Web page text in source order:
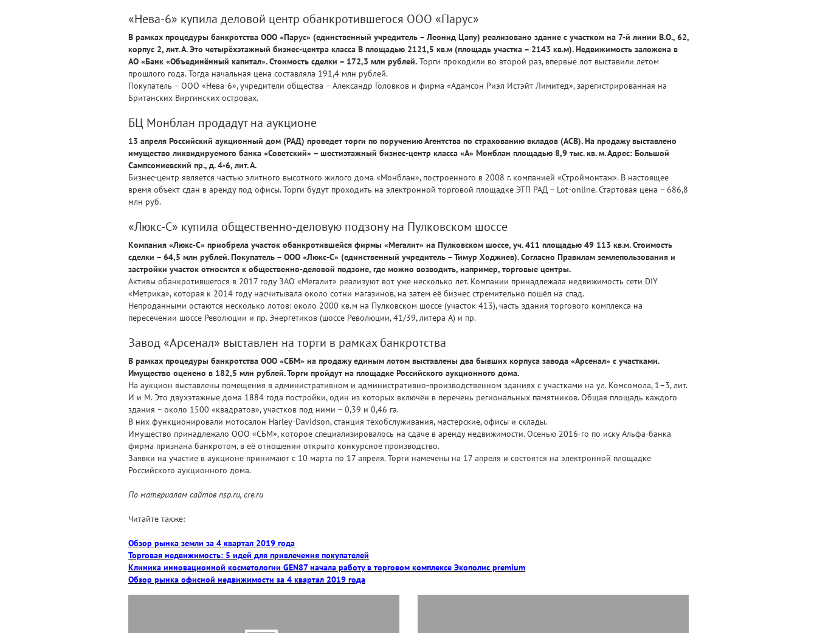
«Нева-6» купила деловой центр обанкротившегося ООО «Парус»
В рамках процедуры банкротства ООО «Парус» (единственный учредитель – Леонид Цапу) реализовано здание с участком на 7-й линии В.О., 62,
корпус 2, лит. А. Это четырёхэтажный бизнес-центра класса В площадью 2121,5 кв.м (площадь участка – 2143 кв.м). Недвижимость заложена в
АО «Банк «Объединённый капитал». Стоимость сделки – 172,3 млн рублей. Торги проходили во второй раз, впервые лот выставили летом
прошлого года. Тогда начальная цена составляла 191,4 млн рублей.
Покупатель – ООО «Нева-6», учредители общества – Александр Головков и фирма «Адамсон Риэл Истэйт Лимитед», зарегистрированная на
Британских Виргинских островах.
БЦ Монблан продадут на аукционе
13 апреля Российский аукционный дом (РАД) проведет торги по поручению Агентства по страхованию вкладов (АСВ). На продажу выставлено
имущество ликвидируемого банка «Советский» – шестиэтажный бизнес-центр класса «А» Монблан площадью 8,9 тыс. кв. м. Адрес: Большой
Сампсониевский пр., д. 4-6, лит. А.
Бизнес-центр является частью элитного высотного жилого дома «Монблан», построенного в 2008 г. компанией «Строймонтаж». В настоящее
время объект сдан в аренду под офисы. Торги будут проходить на электронной торговой площадке ЭТП РАД – Lot-online. Стартовая цена – 686,8
млн руб.
«Люкс-С» купила общественно-деловую подзону на Пулковском шоссе
Компания «Люкс-С» приобрела участок обанкротившейся фирмы «Мегалит» на Пулковском шоссе, уч. 411 площадью 49 113 кв.м. Стоимость
сделки – 64,5 млн рублей. Покупатель – ООО «Люкс-С» (единственный учредитель – Тимур Ходжиев). Согласно Правилам землепользования и
застройки участок относится к общественно-деловой подзоне, где можно возводить, например, торговые центры.
Активы обанкротившегося в 2017 году ЗАО «Мегалит» реализуют вот уже несколько лет. Компании принадлежала недвижимость сети DIY
«Метрика», которая к 2014 году насчитывала около сотни магазинов, на затем её бизнес стремительно пошёл на спад.
Непроданными остаются несколько лотов: около 2000 кв.м на Пулковском шоссе (участок 413), часть здания торгового комплекса на
пересечении шоссе Революции и пр. Энергетиков (шоссе Революции, 41/39, литера А) и пр.
Завод «Арсенал» выставлен на торги в рамках банкротства
В рамках процедуры банкротства ООО «СБМ» на продажу единым лотом выставлены два бывших корпуса завода «Арсенал» с участками.
Имущество оценено в 182,5 млн рублей. Торги пройдут на площадке Российского аукционного дома.
На аукцион выставлены помещения в административном и административно-производственном зданиях с участками на ул. Комсомола, 1–3, лит.
И и М. Это двухэтажные дома 1884 года постройки, один из которых включён в перечень региональных памятников. Общая площадь каждого
здания – около 1500 «квадратов», участков под ними – 0,39 и 0,46 га.
В них функционировали мотосалон Harley-Davidson, станция техобслуживания, мастерские, офисы и склады.
Имущество принадлежало ООО «СБМ», которое специализировалось на сдаче в аренду недвижимости. Осенью 2016-го по иску Альфа-банка
фирма признана банкротом, в её отношении открыто конкурсное производство.
Заявки на участие в аукционе принимают с 10 марта по 17 апреля. Торги намечены на 17 апреля и состоятся на электронной площадке
Российского аукционного дома.
По материалам сайтов nsp.ru, cre.ru
Читайте также:
Обзор рынка земли за 4 квартал 2019 года
Торговая недвижимость: 5 идей для привлечения покупателей
Клиника инновационной косметологии GEN87 начала работу в торговом комплексе Экополис premium
Обзор рынка офисной недвижимости за 4 квартал 2019 года